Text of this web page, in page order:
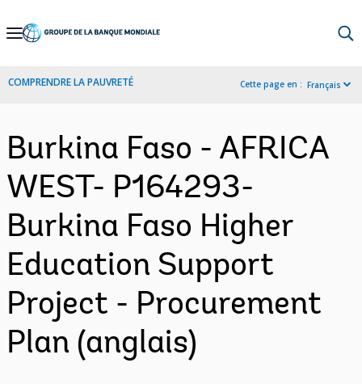
Skip
Navigation
COMPRENDRE LA PAUVRETÉ Cette page en : Français
Burkina Faso - AFRICA
WEST- P164293-
Burkina Faso Higher
Education Support
Project - Procurement
Plan (anglais)